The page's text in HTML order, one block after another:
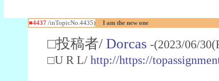
■4437/inTopicNo.4435) I am the new one
□投稿者/ Dorcas -(2023/06/
□U R L/ http://https://